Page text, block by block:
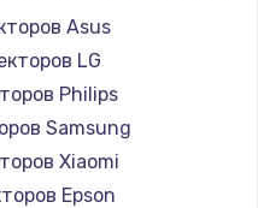
Asus
LG
Philips
Samsung
Xiaomi
Epson